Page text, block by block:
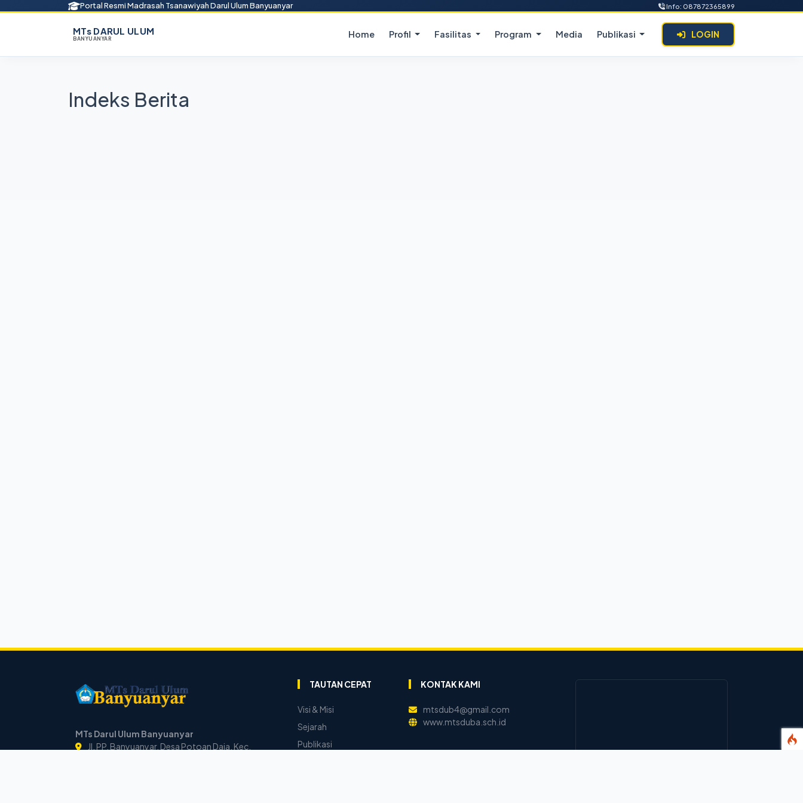
Portal Resmi Madrasah Tsanawiyah Darul Ulum Banyuanyar Info: 087872365899
MTs DARUL ULUM
BANYUANYAR Home Profil Fasilitas Program Media Publikasi LOGIN
Indeks Berita
MTs Darul Ulum Banyuanyar
Jl. PP. Banyuanyar, Desa Potoan Daja, Kec.
TAUTAN CEPAT
Visi & Misi
Sejarah
Publikasi
KONTAK KAMI
mtsdub4@gmail.com
www.mtsduba.sch.id